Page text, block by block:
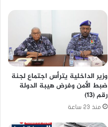
وزير الداخلية يترأس اجتماع لجنة
ضبط الأمن وفرض هيبة الدولة
رقم (13)
منذ 23 ساعة